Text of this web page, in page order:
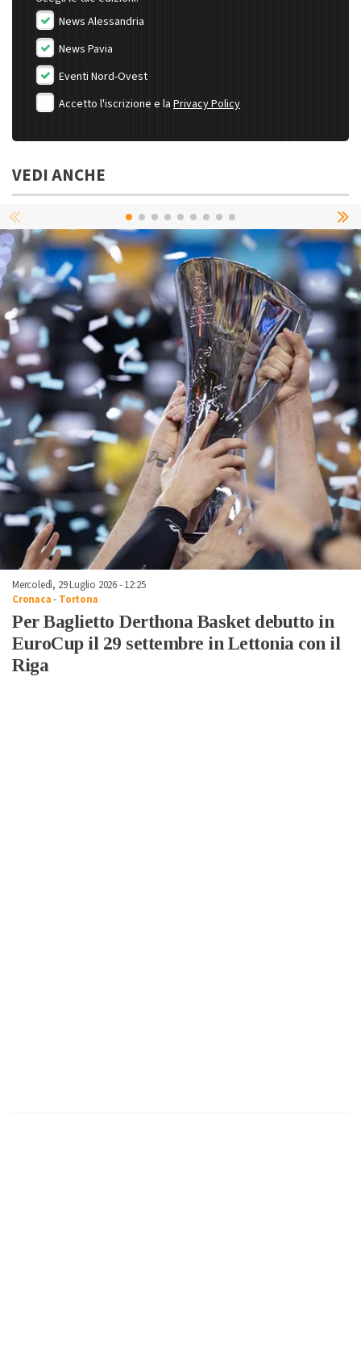
News Alessandria
News Pavia
Eventi Nord-Ovest
Accetto l'iscrizione e la Privacy Policy
VEDI ANCHE
Mercoledì, 29 Luglio 2026 - 12:25
Cronaca- Tortona
Per Baglietto Derthona Basket debutto in
EuroCup il 29 settembre in Lettonia con il
Riga